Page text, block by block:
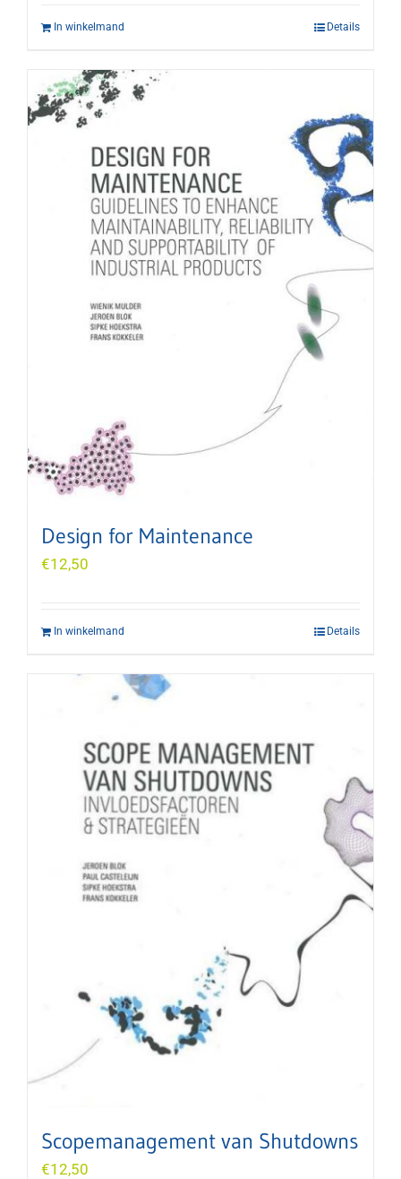
In winkelmand Details
Design for Maintenance
€12,50
In winkelmand Details
Scopemanagement van Shutdowns
€12,50